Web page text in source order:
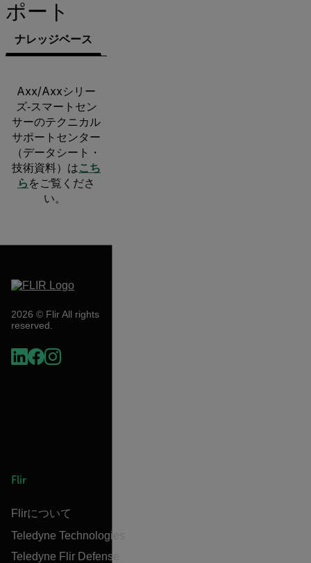
ポート
ナレッジベース
Axx/Axxシリー
ズ‐スマートセン
サーのテクニカル
サポートセンター
（データシート・
技術資料）はこち
ら をご覧くださ
い。
2026 © Flir All rights
reserved.
Flir
Flirについて
Teledyne Technologies
Teledyne Flir Defense